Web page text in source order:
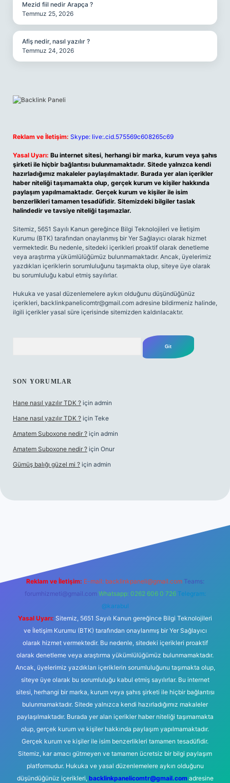
Mezid fiil nedir Arapça ?
Temmuz 25, 2026
Afiş nedir, nasıl yazılır ?
Temmuz 24, 2026
Reklam ve İletişim: Skype: live:.cid.575569c608265c69
Yasal Uyarı: Bu internet sitesi, herhangi bir marka, kurum veya şahıs
şirketi ile hiçbir bağlantısı bulunmamaktadır. Sitede yalnızca kendi
hazırladığımız makaleler paylaşılmaktadır. Burada yer alan içerikler
haber niteliği taşımamakta olup, gerçek kurum ve kişiler hakkında
paylaşım yapılmamaktadır. Gerçek kurum ve kişiler ile isim
benzerlikleri tamamen tesadüfidir. Sitemizdeki bilgiler taslak
halindedir ve tavsiye niteliği taşımazlar.
Sitemiz, 5651 Sayılı Kanun gereğince Bilgi Teknolojileri ve İletişim
Kurumu (BTK) tarafından onaylanmış bir Yer Sağlayıcı olarak hizmet
vermektedir. Bu nedenle, sitedeki içerikleri proaktif olarak denetleme
veya araştırma yükümlülüğümüz bulunmamaktadır. Ancak, üyelerimiz
yazdıkları içeriklerin sorumluluğunu taşımakta olup, siteye üye olarak
bu sorumluluğu kabul etmiş sayılırlar.
Hukuka ve yasal düzenlemelere aykırı olduğunu düşündüğünüz
içerikleri, backlinkpanelicomtr@gmail.com adresine bildirmeniz halinde,
ilgili içerikler yasal süre içerisinde sitemizden kaldırılacaktır.
SON YORUMLAR
Hane nasıl yazılır TDK ? için admin
Hane nasıl yazılır TDK ? için Teke
Amatem Suboxone nedir ? için admin
Amatem Suboxone nedir ? için Onur
Gümüş balığı güzel mi ? için admin
Reklam ve İletişim: E-mail: backlinkpaneli@gmail.com Teams:
forumhizmeti@gmail.com Whatsapp: 0262 606 0 726 Telegram:
@karabul
Yasal Uyarı: Sitemiz, 5651 Sayılı Kanun gereğince Bilgi Teknolojileri
ve İletişim Kurumu (BTK) tarafından onaylanmış bir Yer Sağlayıcı
olarak hizmet vermektedir. Bu nedenle, sitedeki içerikleri proaktif
olarak denetleme veya araştırma yükümlülüğümüz bulunmamaktadır.
Ancak, üyelerimiz yazdıkları içeriklerin sorumluluğunu taşımakta olup,
siteye üye olarak bu sorumluluğu kabul etmiş sayılırlar. Bu internet
sitesi, herhangi bir marka, kurum veya şahıs şirketi ile hiçbir bağlantısı
bulunmamaktadır. Sitede yalnızca kendi hazırladığımız makaleler
paylaşılmaktadır. Burada yer alan içerikler haber niteliği taşımamakta
olup, gerçek kurum ve kişiler hakkında paylaşım yapılmamaktadır.
Gerçek kurum ve kişiler ile isim benzerlikleri tamamen tesadüfidir.
Sitemiz, kar amacı gütmeyen ve tamamen ücretsiz bir bilgi paylaşım
platformudur. Hukuka ve yasal düzenlemelere aykırı olduğunu
düşündüğünüz içerikleri, backlinkpanelicomtr@gmail.comadresine